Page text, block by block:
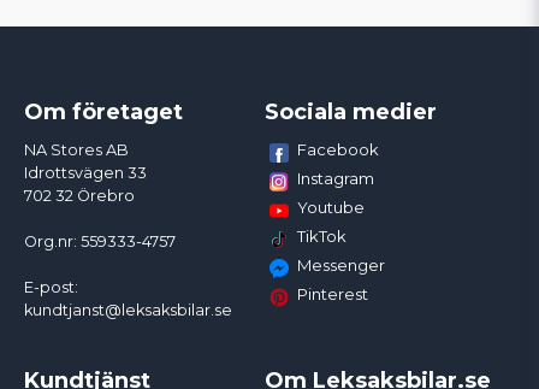
Om företaget
NA Stores AB
Idrottsvägen 33
702 32 Örebro
Org.nr: 559333-4757
E-post:
kundtjanst@leksaksbilar.se
Sociala medier
Facebook
Instagram
Youtube
TikTok
Messenger
Pinterest
Kundtjänst Om Leksaksbilar.se